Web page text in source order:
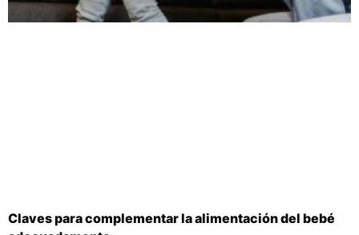
Claves para complementar la alimentación del bebé